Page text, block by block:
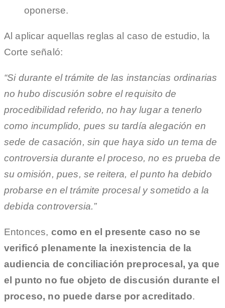
oponerse.
Al aplicar aquellas reglas al caso de estudio, la
Corte señaló:
“Si durante el trámite de las instancias ordinarias
no hubo discusión sobre el requisito de
procedibilidad referido, no hay lugar a tenerlo
como incumplido, pues su tardía alegación en
sede de casación, sin que haya sido un tema de
controversia durante el proceso, no es prueba de
su omisión, pues, se reitera, el punto ha debido
probarse en el trámite procesal y sometido a la
debida controversia.”
Entonces, como en el presente caso no se
verificó plenamente la inexistencia de la
audiencia de conciliación preprocesal, ya que
el punto no fue objeto de discusión durante el
proceso, no puede darse por acreditado.